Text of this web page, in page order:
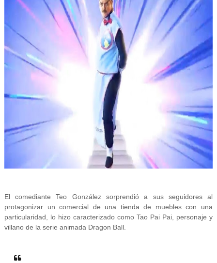
El comediante Teo González sorprendió a sus seguidores al
protagonizar un comercial de una tienda de muebles con una
particularidad, lo hizo caracterizado como Tao Pai Pai, personaje y
villano de la serie animada Dragon Ball.